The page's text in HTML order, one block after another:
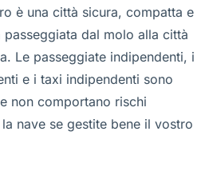
è una città sicura, compatta e
dal molo alla città
Le passeggiate indipendenti, i
e i taxi indipendenti sono
non comportano rischi
nave se gestite bene il vostro